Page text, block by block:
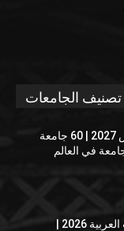
تصنيف الجامعات
تصنيف الجامعات كيو إس 2027 | 60 جامعة